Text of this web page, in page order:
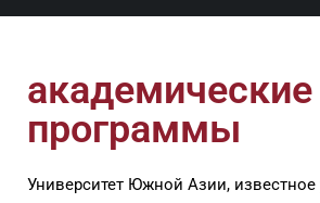
академические
программы
Университет Южной Азии, известное